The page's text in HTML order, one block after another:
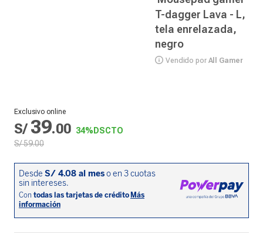
T-dagger Lava - L,
tela enrelazada,
negro
Vendido por All Gamer
Exclusivo online
S/ 39.00 34% DSCTO
S/59.00